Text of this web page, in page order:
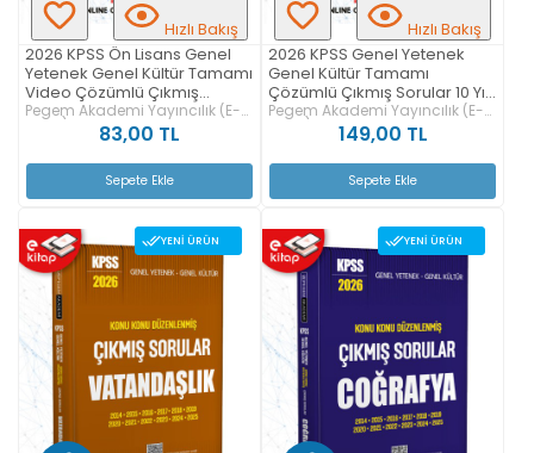
Hızlı Bakış
2026 KPSS Ön Lisans Genel
Yetenek Genel Kültür Tamamı
Video Çözümlü Çıkmış
Sorular 5 Yıl (e-kitap)
Pegem Akademi Yayıncılık (E-
Kitap) 83,00 TL
Sepete Ekle
Hızlı Bakış
2026 KPSS Genel Yetenek
Genel Kültür Tamamı
Çözümlü Çıkmış Sorular 10 Yıl
E-Kitap
Pegem Akademi Yayıncılık (E-
Kitap) 149,00 TL
Sepete Ekle
YENI ÜRÜN YENI ÜRÜN